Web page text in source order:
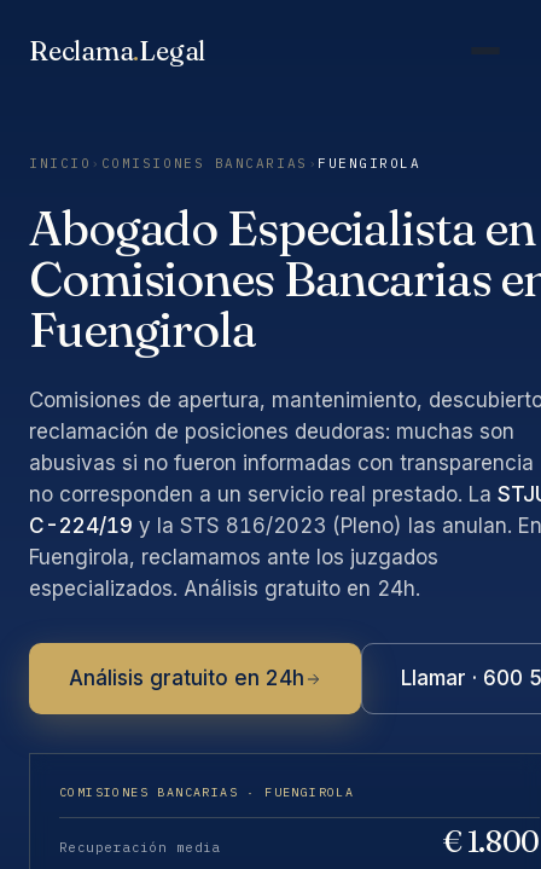
Reclama.Legal
INICIO › COMISIONES BANCARIAS › FUENGIROLA
Abogado Especialista en
Comisiones Bancarias
Fuengirola
Comisiones de apertura, mantenimiento,
reclamación de posiciones deudoras: muchas son
abusivas si no fueron informadas con transparencia
no corresponden a un servicio real prestado. La
C-224/19 y la STS 816/2023 (Pleno) las anulan. En
Fuengirola, reclamamos ante los juzgados
especializados. Análisis gratuito en 24h.
Análisis gratuito en 24h Llamar · 600
COMISIONES BANCARIAS · FUENGIROLA
Recuperación media € 1.800